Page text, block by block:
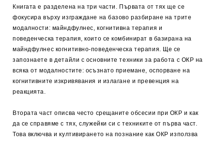
Книгата е разделена на три части. Първата от тях ще се
фокусира върху изграждане на базово разбиране на трите
модалности: майндфулнес, когнитивна терапия и
поведенческа терапия, които се комбинират в базирана на
майндфулнес когнитивно-поведенческа терапия. Ще се
запознаете в детайли с основните техники за работа с ОКР на
всяка от модалностите: осъзнато приемане, оспорване на
когнитивните изкривявания и излагане и превенция на
реакцията.
Втората част описва често срещаните обсесии при ОКР и как
да се справяме с тях, служейки си с техниките от първа част.
Това включва и култивирането на познание как ОКР използва